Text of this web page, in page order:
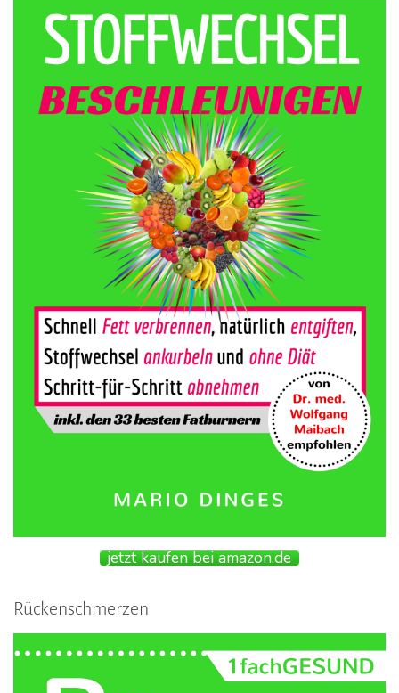
jetzt kaufen bei amazon.de
Rückenschmerzen